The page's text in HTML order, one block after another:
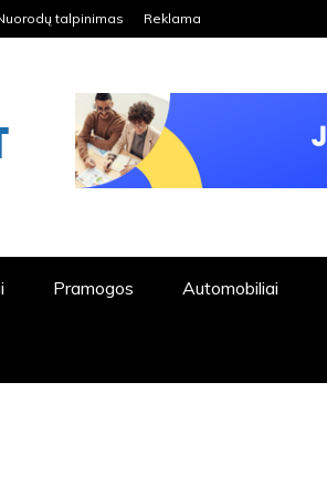
talpinimas Reklama
Pramogos Automobiliai